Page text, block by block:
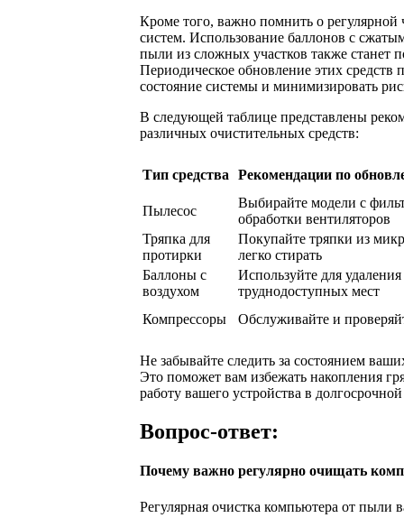
Кроме того, важно помнить о
систем. Использование баллонов с
пыли из сложных участков также станет
Периодическое обновление этих средств
состояние системы и минимизировать
В следующей таблице представлены
различных очистительных средств:
Тип средства Рекомендации по
Пылесос
Выбирайте модели с
обработки вентиляторов
Тряпка для
протирки
Покупайте тряпки из
легко стирать
Баллоны с
воздухом
Используйте для
труднодоступных мест
Компрессоры
Обслуживайте и
Не забывайте следить за состоянием
Это поможет вам избежать накопления
работу вашего устройства в
Вопрос-ответ:
Почему важно регулярно очищать
Регулярная очистка компьютера от